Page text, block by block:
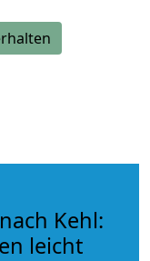
Kehl:
leicht